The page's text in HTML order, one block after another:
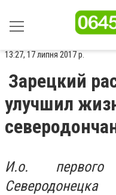
13:27, 17 липня 2017 р.
Зарецкий
улучшил
И.о. первого